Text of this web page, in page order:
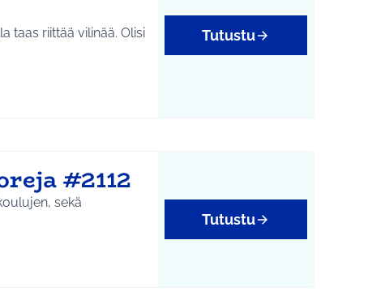
taas riittää vilinää. Olisi
Tutustu
#2112
sekä
Tutustu